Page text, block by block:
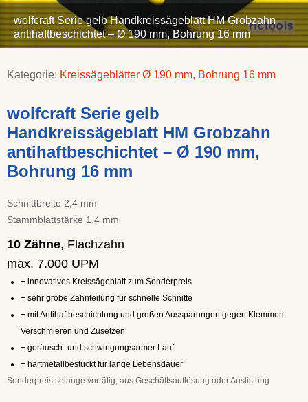
wolfcraft Serie gelb Handkreissägeblatt HM Grobzahn
antihaftbeschichtet – Ø 190 mm, Bohrung 16 mm
Kategorie: Kreissägeblätter Ø 190 mm, Bohrung 16 mm
wolfcraft Serie gelb
Handkreissägeblatt HM Grobzahn
antihaftbeschichtet – Ø 190 mm,
Bohrung 16 mm
Schnittbreite 2,4 mm
Stammblattstärke 1,4 mm
10 Zähne, Flachzahn
max. 7.000 UPM
+ innovatives Kreissägeblatt zum Sonderpreis
+ sehr grobe Zahnteilung für schnelle Schnitte
+ mit Antihaftbeschichtung und großen Aussparungen gegen Klemmen,
Verschmieren und Zusetzen
+ geräusch- und schwingungsarmer Lauf
+ hartmetallbestückt für lange Lebensdauer
Sonderpreis solange vorrätig, aus Geschäftsauflösung oder Auslistung